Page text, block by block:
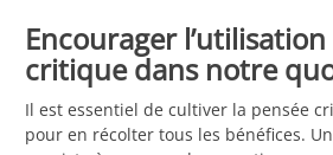
Encourager
critique dans notre
Il est essentiel de cultiver la pensée
pour en récolter tous les bénéfices.